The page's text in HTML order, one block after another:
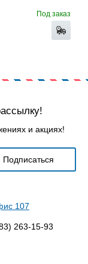
Под заказ
и акциях!
107
263-15-93